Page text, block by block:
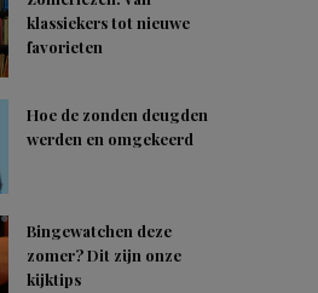
klassiekers tot nieuwe
favorieten
Hoe de zonden deugden
werden en omgekeerd
Bingewatchen deze
zomer? Dit zijn onze
kijktips